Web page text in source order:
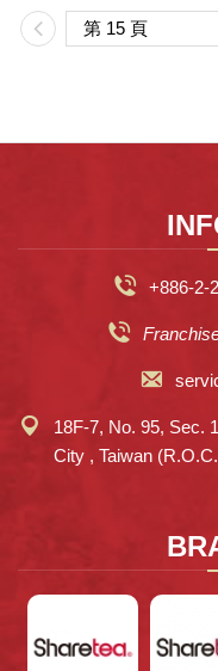
+886-2-
18F-7, No. 95, Sec.
City , Taiwan